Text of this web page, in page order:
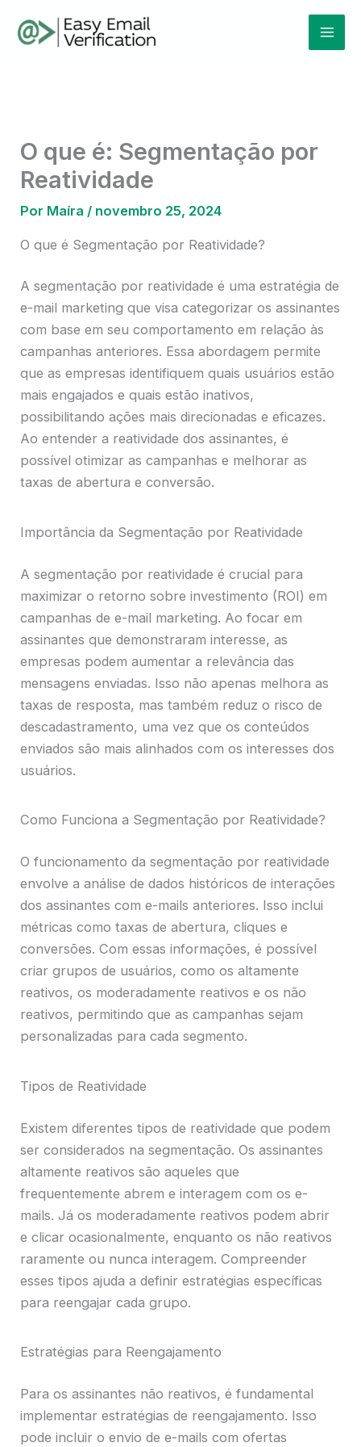
para
O que é: Segmentação por
Reatividade
Por Maíra / novembro 25, 2024
O que é Segmentação por Reatividade?
A segmentação por reatividade é uma estratégia de
e-mail marketing que visa categorizar os assinantes
com base em seu comportamento em relação às
campanhas anteriores. Essa abordagem permite
que as empresas identifiquem quais usuários estão
mais engajados e quais estão inativos,
possibilitando ações mais direcionadas e eficazes.
Ao entender a reatividade dos assinantes, é
possível otimizar as campanhas e melhorar as
taxas de abertura e conversão.
Importância da Segmentação por Reatividade
A segmentação por reatividade é crucial para
maximizar o retorno sobre investimento (ROI) em
campanhas de e-mail marketing. Ao focar em
assinantes que demonstraram interesse, as
empresas podem aumentar a relevância das
mensagens enviadas. Isso não apenas melhora as
taxas de resposta, mas também reduz o risco de
descadastramento, uma vez que os conteúdos
enviados são mais alinhados com os interesses dos
usuários.
Como Funciona a Segmentação por Reatividade?
O funcionamento da segmentação por reatividade
envolve a análise de dados históricos de interações
dos assinantes com e-mails anteriores. Isso inclui
métricas como taxas de abertura, cliques e
conversões. Com essas informações, é possível
criar grupos de usuários, como os altamente
reativos, os moderadamente reativos e os não
reativos, permitindo que as campanhas sejam
personalizadas para cada segmento.
Tipos de Reatividade
Existem diferentes tipos de reatividade que podem
ser considerados na segmentação. Os assinantes
altamente reativos são aqueles que
frequentemente abrem e interagem com os e-
mails. Já os moderadamente reativos podem abrir
e clicar ocasionalmente, enquanto os não reativos
raramente ou nunca interagem. Compreender
esses tipos ajuda a definir estratégias específicas
para reengajar cada grupo.
Estratégias para Reengajamento
Para os assinantes não reativos, é fundamental
implementar estratégias de reengajamento. Isso
pode incluir o envio de e-mails com ofertas